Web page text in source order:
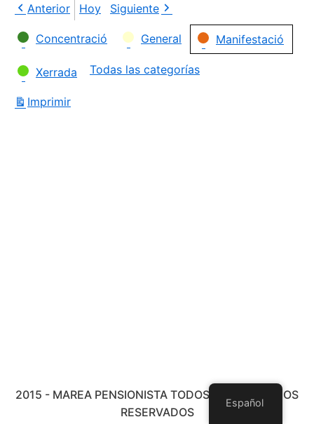
Anterior
Hoy
Siguiente
Categorías
Concentració General Manifestació
Xerrada Todas las categorías
Imprimir
2015 - MAREA PENSIONISTA TODOS LOS DERECHOS
RESERVADOS
Español